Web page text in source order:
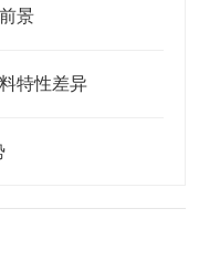
景
特性差异